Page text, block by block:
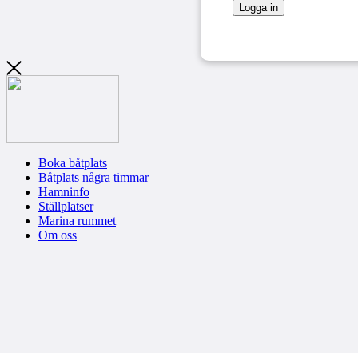
Boka båtplats
Båtplats några timmar
Hamninfo
Ställplatser
Marina rummet
Om oss